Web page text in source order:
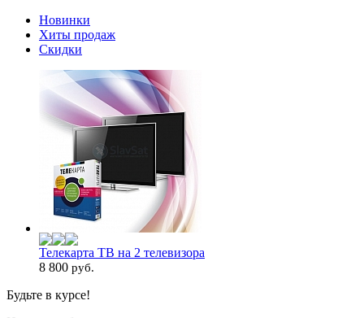
Новинки
Хиты продаж
Скидки
Телекарта ТВ на 2 телевизора
8 800 руб.
Будьте в курсе!